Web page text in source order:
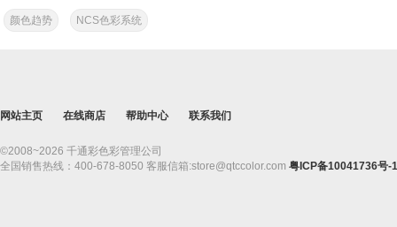
颜色趋势
NCS色彩系统
网站主页 在线商店 帮助中心 联系我们
©2008~2026 千通彩色彩管理公司
全国销售热线：400-678-8050 客服信箱:store@qtccolor.com 粤ICP备10041736号-